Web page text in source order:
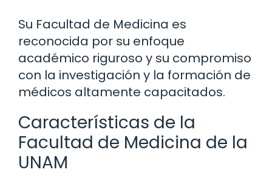
Su Facultad de Medicina es
reconocida por su enfoque
académico riguroso y su compromiso
con la investigación y la formación de
médicos altamente capacitados.
Características de la
Facultad de Medicina de la
UNAM